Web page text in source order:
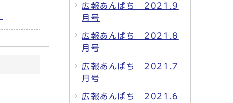
広報あんぱち 2021.9
月号
広報あんぱち 2021.8
月号
広報あんぱち 2021.7
月号
広報あんぱち 2021.6